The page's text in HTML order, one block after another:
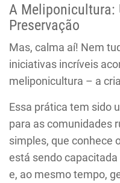
A Meliponicultura:
Preservação
Mas, calma aí! Nem
iniciativas incríveis
meliponicultura – a
Essa prática tem sido
para as comunidades
simples, que conhece
está sendo
e, ao mesmo tempo,